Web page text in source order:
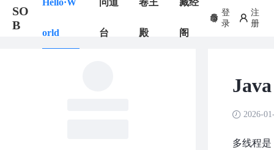
SO
B
Hello·W
orld
问道
台
卷王
殿
藏经
阁
登
录
注
册
2026-
多线程